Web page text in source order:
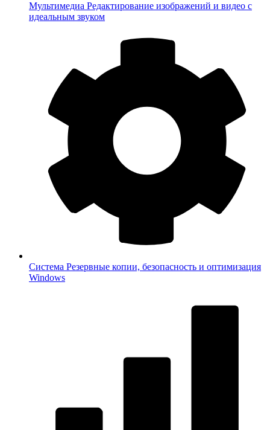
Мультимедиа Редактирование изображений и видео с
идеальным звуком
Система Резервные копии, безопасность и оптимизация
Windows